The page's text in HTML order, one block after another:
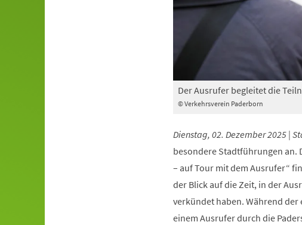
© Verkehrsverein Paderborn
Der Ausrufer begleitet die
Dienstag, 02. Dezember 2025 |
besondere Stadtführungen an.
– auf Tour mit dem Ausrufer“
der Blick auf die Zeit, in der
verkündet haben. Während
einem Ausrufer durch die